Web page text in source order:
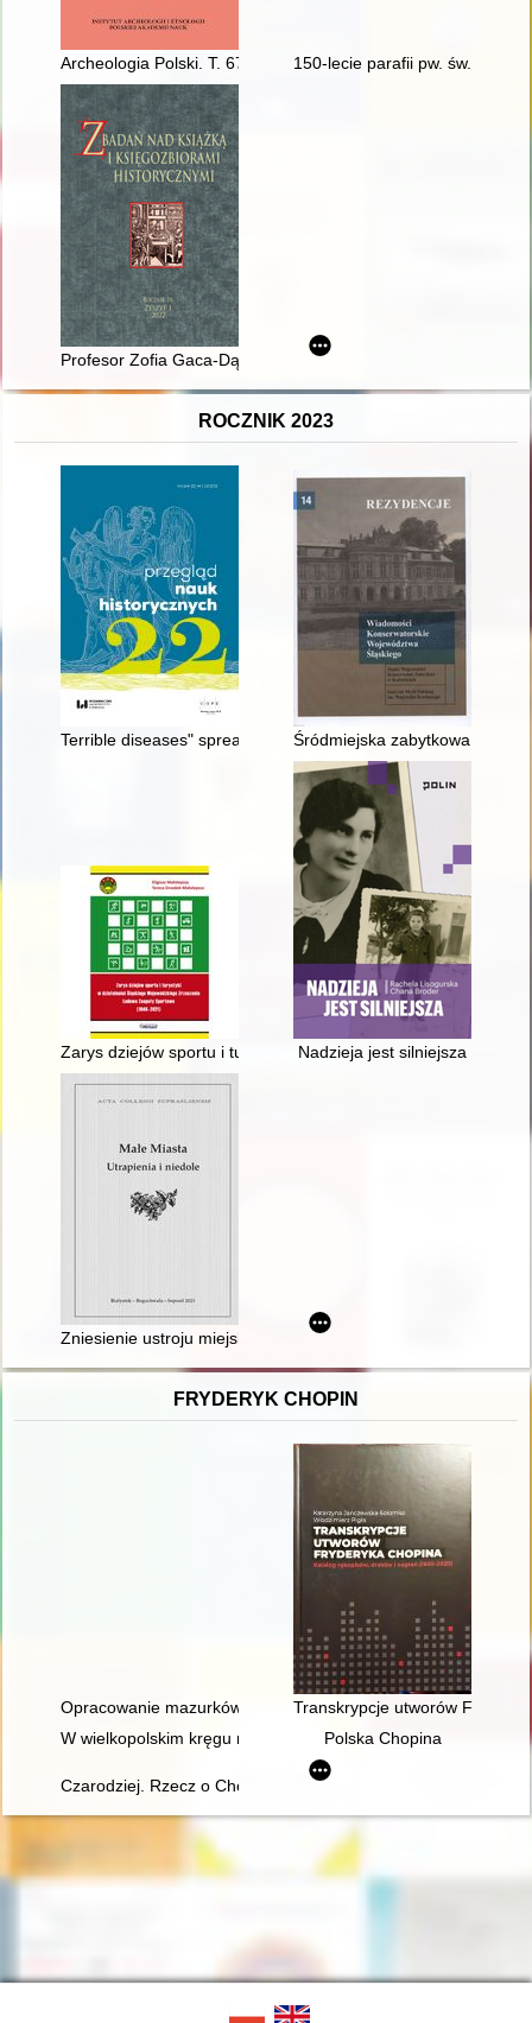
Archeologia Polski. T. 67 (2022)150-lecie parafii pw. św.
Profesor Zofia Gaca-Dąbrowska (1927-2021)
ROCZNIK 2023
Terrible diseases" spreading among the Romans in "Res
Śródmiejska zabytkowa
Zarys dziejów sportu i turystyki w działalności Śląskiego
Nadzieja jest silniejsza
Zniesienie ustroju miejskiego Krynek w 1950 roku
FRYDERYK CHOPIN
Opracowanie mazurków Chopina w redakcji Zygmunta
Transkrypcje utworów
W wielkopolskim kręgu rodziny Fryderyka Chopina
Polska Chopina
Czarodziej. Rzecz o Chopinie [1810-1849]